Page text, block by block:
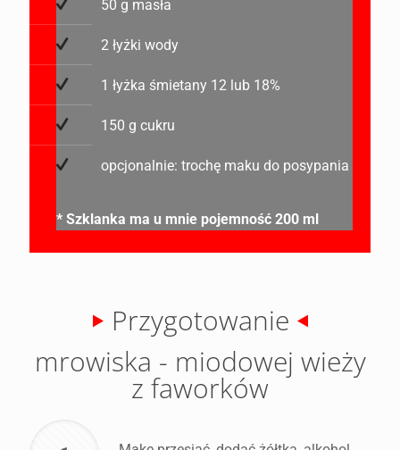
50 g masła
2 łyżki wody
1 łyżka śmietany 12 lub 18%
150 g cukru
opcjonalnie: trochę maku do posypania
* Szklanka ma u mnie pojemność 200 ml
Przygotowanie
mrowiska - miodowej wieży
z faworków